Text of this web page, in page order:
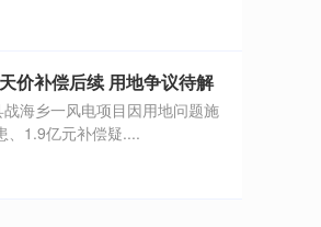
价补偿后续 用地争议待解
海乡一风电项目因用地问题施
、1.9亿元补偿疑....